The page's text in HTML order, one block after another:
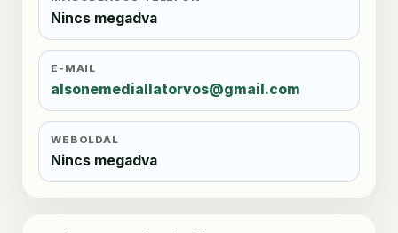
Nincs megadva
E-MAIL
alsonemediallatorvos@gmail.com
WEBOLDAL
Nincs megadva